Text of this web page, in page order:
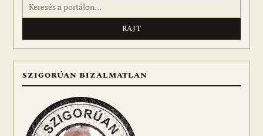
SZIGORÚAN BIZALMATLAN